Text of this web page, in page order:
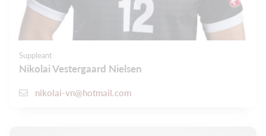
Suppleant
Nikolai Vestergaard Nielsen
nikolai-vn@hotmail.com